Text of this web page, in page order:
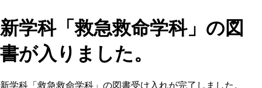
新学科「救急救命学科」の図
書が入りました。
新学科「救急救命学科」の図書受け入れが完了しました。